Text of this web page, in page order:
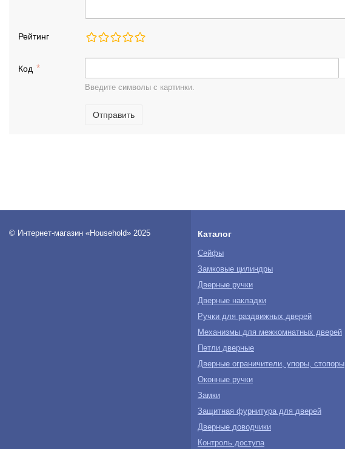
Рейтинг
Код
Введите символы с картинки.
Отправить
© Интернет-магазин «Household» 2025 Каталог
Сейфы
Замковые цилиндры
Дверные ручки
Дверные накладки
Ручки для раздвижных дверей
Механизмы для межкомнатных дверей
Петли дверные
Дверные ограничители, упоры, стопоры
Оконные ручки
Замки
Защитная фурнитура для дверей
Дверные доводчики
Контроль доступа